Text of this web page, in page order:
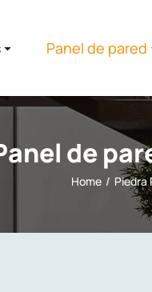
Panel de pared
de
Home Piedra